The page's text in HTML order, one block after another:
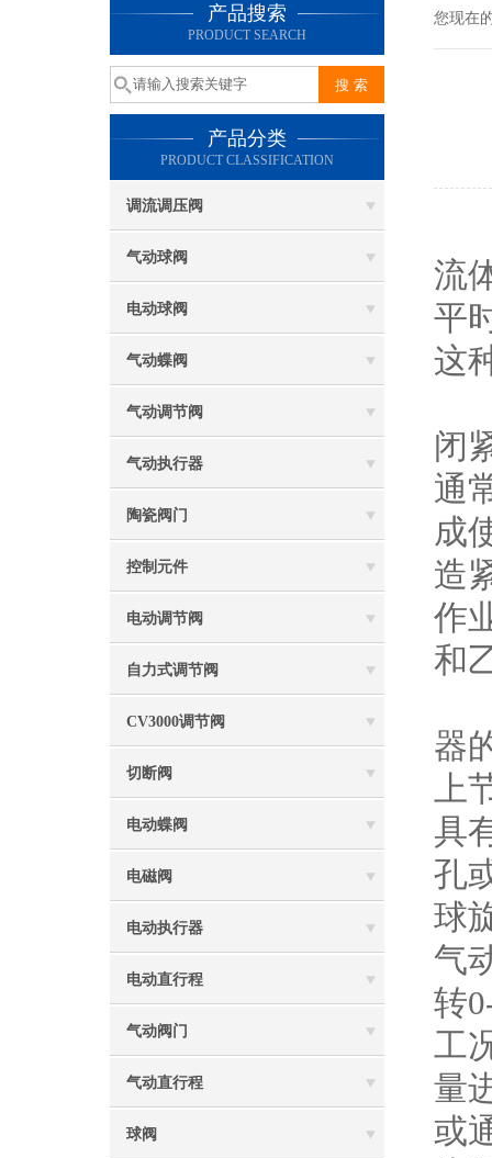
产品搜索
PRODUCT SEARCH
产品分类
PRODUCT CLASSIFICATION
调流调压阀
气动球阀
电动球阀
气动蝶阀
气动调节阀
气动执行器
陶瓷阀门
控制元件
电动调节阀
自力式调节阀
CV3000调节阀
切断阀
电动蝶阀
电磁阀
电动执行器
电动直行程
气动阀门
气动直行程
球阀
您现在
流
平
这
闭
通
成
造
作
和
器
上
具
孔
球
气
转
工
量
或